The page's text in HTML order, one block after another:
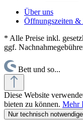
Über uns
Öffnungszeiten &
* Alle Preise inkl.
ggf.
Bett und so...
Diese Website
bieten zu können. Mehr
Nur technisch notwendige